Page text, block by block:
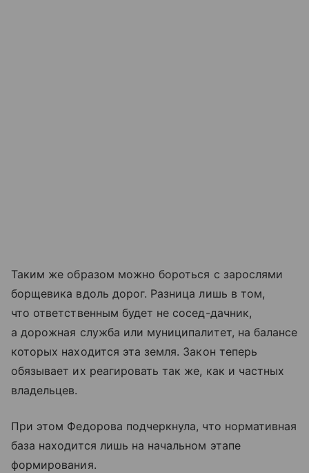
Таким же образом можно бороться с зарослями
борщевика вдоль дорог. Разница лишь в том,
что ответственным будет не сосед-дачник,
а дорожная служба или муниципалитет, на балансе
которых находится эта земля. Закон теперь
обязывает их реагировать так же, как и частных
владельцев.
При этом Федорова подчеркнула, что нормативная
база находится лишь на начальном этапе
формирования.